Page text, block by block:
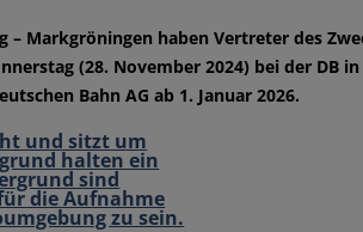
– Markgröningen haben Vertreter des
(28. November 2024) bei der DB
Bahn AG ab 1. Januar 2026.